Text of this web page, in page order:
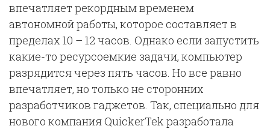
впечатляет рекордным временем
автономной работы, которое составляет в
пределах 10 – 12 часов. Однако если запустить
какие-то ресурсоемкие задачи, компьютер
разрядится через пять часов. Но все равно
впечатляет, но только не сторонних
разработчиков гаджетов. Так, специально для
нового компания QuickerTek разработала